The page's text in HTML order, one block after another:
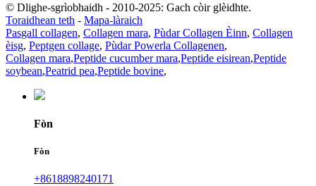
© Dlighe-sgrìobhaidh - 2010-2025: Gach còir glèidhte.
Toraidhean teth - Mapa-làraich
Pasgall collagen, Collagen mara, Pùdar Collagen Èinn, Collagen
èisg, Peptgen collage, Pùdar Powerla Collagenen,
Collagen mara,Peptide cucumber mara,Peptide eisirean,Peptide
soybean,Peatrid pea,Peptide bovine,
Fòn
Fòn
+8618898240171